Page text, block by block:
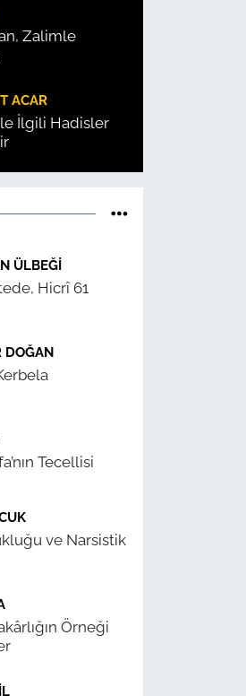
Zalimle
ACAR
İlgili Hadisler
ÜLBEĞI
Hicrî 61
DOĞAN
Tecellisi
ve Narsistik
Örneği